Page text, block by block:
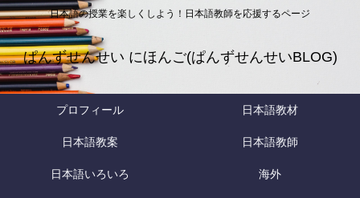
日本語の授業を楽しくしよう！日本語教師を応援するページ
ぱんずせんせい にほんご(ぱんずせんせいBLOG)
プロフィール 日本語教材
日本語教案 日本語教師
日本語いろいろ 海外